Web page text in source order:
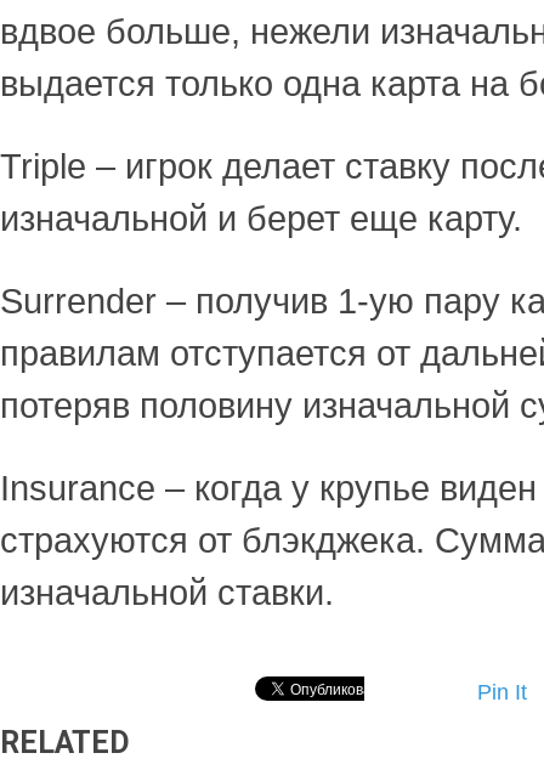
вдвое больше, нежели
выдается только одна карта на
Triple – игрок делает ставку
изначальной и берет еще карту.
Surrender – получив 1-ую пару
правилам отступается от
потеряв половину изначальной
Insurance – когда у крупье виден
страхуются от блэкджека.
изначальной ставки.
Pin It
RELATED